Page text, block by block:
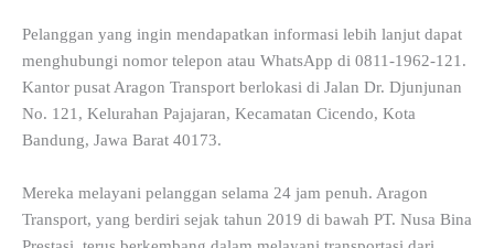
Pelanggan yang ingin mendapatkan informasi lebih lanjut dapat
menghubungi nomor telepon atau WhatsApp di 0811-1962-121.
Kantor pusat Aragon Transport berlokasi di Jalan Dr. Djunjunan
No. 121, Kelurahan Pajajaran, Kecamatan Cicendo, Kota
Bandung, Jawa Barat 40173.
Mereka melayani pelanggan selama 24 jam penuh. Aragon
Transport, yang berdiri sejak tahun 2019 di bawah PT. Nusa Bina